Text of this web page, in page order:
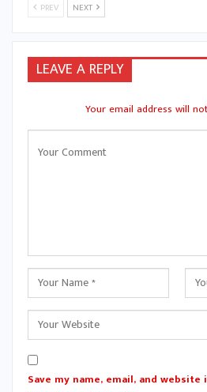
PREV NEXT
LEAVE A REPLY
Your email address will
Save my name, email, and